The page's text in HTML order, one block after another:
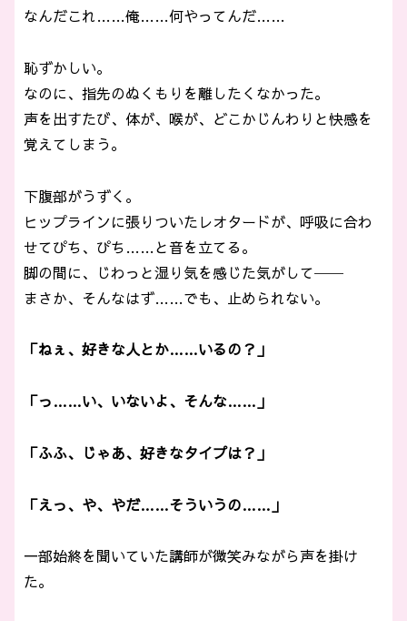
なんだこれ……俺……何やってんだ……
恥ずかしい。
なのに、指先のぬくもりを離したくなかった。
声を出すたび、体が、喉が、どこかじんわりと快感を
覚えてしまう。
下腹部がうずく。
ヒップラインに張りついたレオタードが、呼吸に合わ
せてぴち、ぴち……と音を立てる。
脚の間に、じわっと湿り気を感じた気がして──
まさか、そんなはず……でも、止められない。
「ねぇ、好きな人とか……いるの？」
「っ……い、いないよ、そんな……」
「ふふ、じゃあ、好きなタイプは？」
「えっ、や、やだ……そういうの……」
一部始終を聞いていた講師が微笑みながら声を掛け
た。